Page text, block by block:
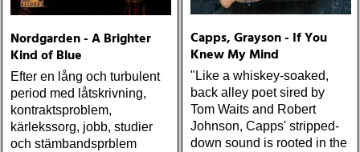
Nordgarden - A Brighter
Kind of Blue
Efter en lång och turbulent
period med låtskrivning,
kontraktsproblem,
kärlekssorg, jobb, studier
och stämbandsprblem
Capps, Grayson - If You
Knew My Mind
"Like a whiskey-soaked,
back alley poet sired by
Tom Waits and Robert
Johnson, Capps' stripped-
down sound is rooted in the